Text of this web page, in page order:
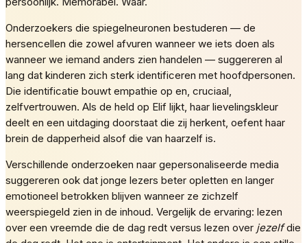
Onderzoekers die spiegelneuronen bestuderen — de
hersencellen die zowel afvuren wanneer we iets doen als
wanneer we iemand anders zien handelen — suggereren al
lang dat kinderen zich sterk identificeren met hoofdpersonen.
Die identificatie bouwt empathie op en, cruciaal,
zelfvertrouwen. Als de held op Elif lijkt, haar lievelingskleur
deelt en een uitdaging doorstaat die zij herkent, oefent haar
brein de dapperheid alsof die van haarzelf is.
Verschillende onderzoeken naar gepersonaliseerde media
suggereren ook dat jonge lezers beter opletten en langer
emotioneel betrokken blijven wanneer ze zichzelf
weerspiegeld zien in de inhoud. Vergelijk de ervaring: lezen
over een vreemde die de dag redt versus lezen over jezelfdie